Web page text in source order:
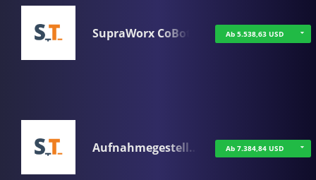
SupraWorx CoBot Ab 5.538,63 USD
Aufnahmegestell… Ab 7.384,84 USD